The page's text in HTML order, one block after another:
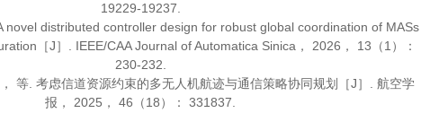
19229-19237.
novel distributed controller design for robust global coordination of MASs
［J］. IEEE/CAA Journal of Automatica Sinica ， 2026 ， 13 （1）：
230-232.
等. 考虑信道资源约束的多无人机航迹与通信策略协同规划［J］. 航空学
报 ， 2025 ， 46 （18）： 331837.